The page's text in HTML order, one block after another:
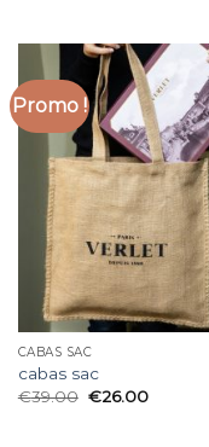
Promo !
CABAS SAC
cabas sac
€39.00 €26.00